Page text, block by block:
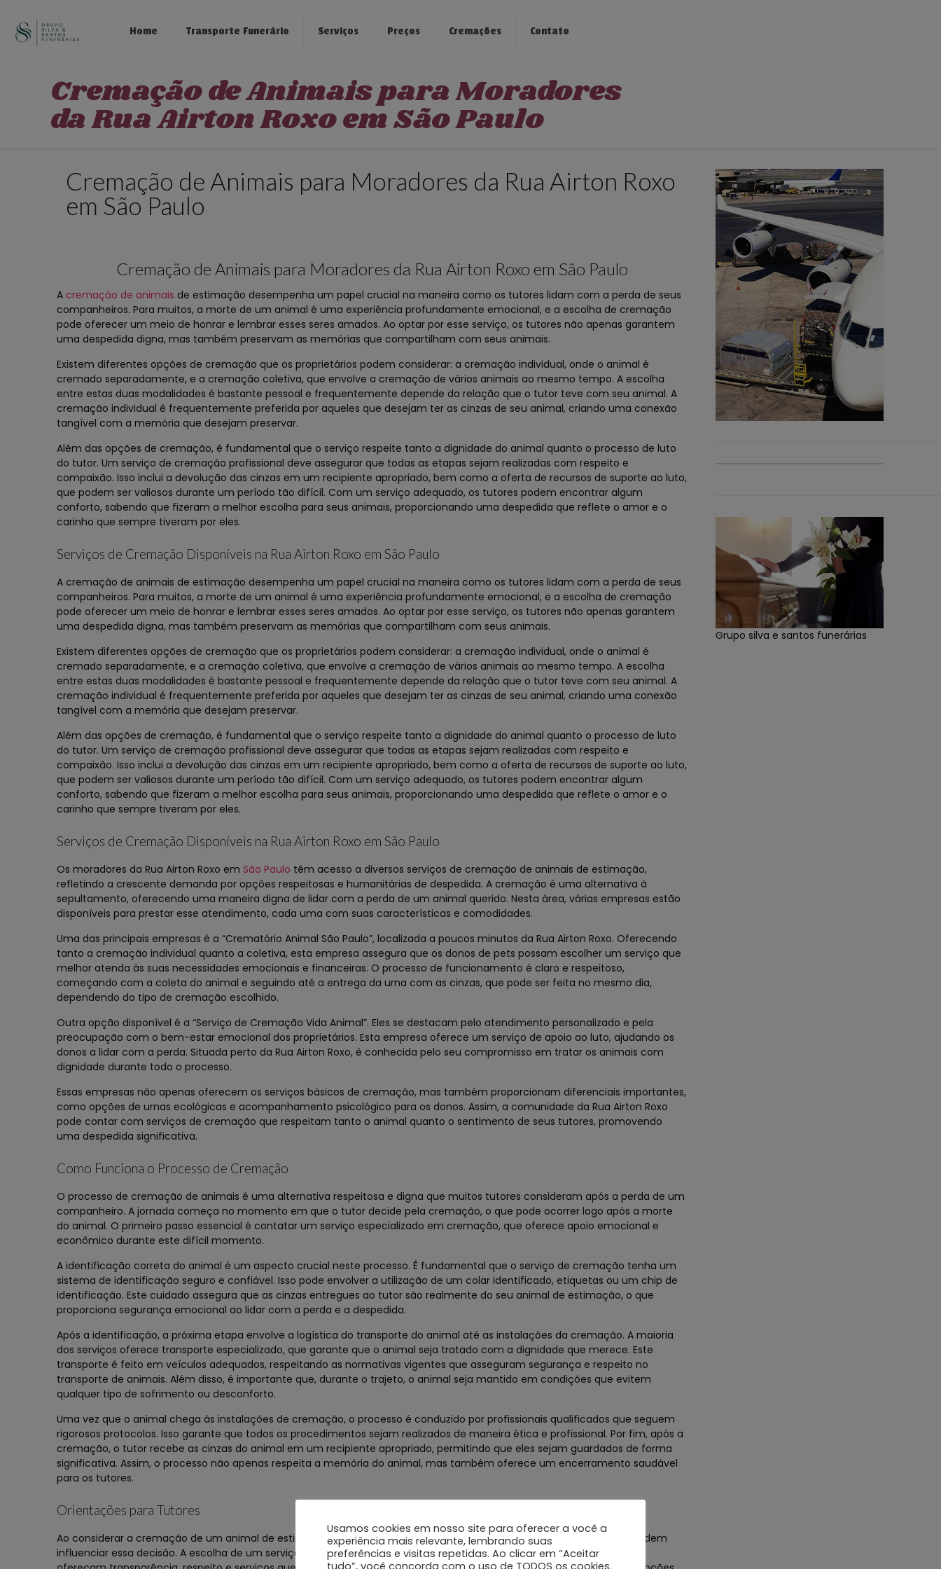
Home Transporte Funerário Serviços Preços Cremações Contato
Cremação de Animais para Moradores
da Rua Airton Roxo em São Paulo
Cremação de Animais para Moradores da Rua Airton Roxo
em São Paulo
Cremação de Animais para Moradores da Rua Airton Roxo em São Paulo
A cremação de animais de estimação desempenha um papel crucial na maneira como os tutores lidam com a perda de seus
companheiros. Para muitos, a morte de um animal é uma experiência profundamente emocional, e a escolha de cremação
pode oferecer um meio de honrar e lembrar esses seres amados. Ao optar por esse serviço, os tutores não apenas garantem
uma despedida digna, mas também preservam as memórias que compartilham com seus animais.
Existem diferentes opções de cremação que os proprietários podem considerar: a cremação individual, onde o animal é
cremado separadamente, e a cremação coletiva, que envolve a cremação de vários animais ao mesmo tempo. A escolha
entre estas duas modalidades é bastante pessoal e frequentemente depende da relação que o tutor teve com seu animal. A
cremação individual é frequentemente preferida por aqueles que desejam ter as cinzas de seu animal, criando uma conexão
tangível com a memória que desejam preservar.
Além das opções de cremação, é fundamental que o serviço respeite tanto a dignidade do animal quanto o processo de luto
do tutor. Um serviço de cremação profissional deve assegurar que todas as etapas sejam realizadas com respeito e
compaixão. Isso inclui a devolução das cinzas em um recipiente apropriado, bem como a oferta de recursos de suporte ao luto,
que podem ser valiosos durante um período tão difícil. Com um serviço adequado, os tutores podem encontrar algum
conforto, sabendo que fizeram a melhor escolha para seus animais, proporcionando uma despedida que reflete o amor e o
carinho que sempre tiveram por eles.
Serviços de Cremação Disponíveis na Rua Airton Roxo em São Paulo
A cremação de animais de estimação desempenha um papel crucial na maneira como os tutores lidam com a perda de seus
companheiros. Para muitos, a morte de um animal é uma experiência profundamente emocional, e a escolha de cremação
pode oferecer um meio de honrar e lembrar esses seres amados. Ao optar por esse serviço, os tutores não apenas garantem
uma despedida digna, mas também preservam as memórias que compartilham com seus animais.
Existem diferentes opções de cremação que os proprietários podem considerar: a cremação individual, onde o animal é
cremado separadamente, e a cremação coletiva, que envolve a cremação de vários animais ao mesmo tempo. A escolha
entre estas duas modalidades é bastante pessoal e frequentemente depende da relação que o tutor teve com seu animal. A
cremação individual é frequentemente preferida por aqueles que desejam ter as cinzas de seu animal, criando uma conexão
tangível com a memória que desejam preservar.
Além das opções de cremação, é fundamental que o serviço respeite tanto a dignidade do animal quanto o processo de luto
do tutor. Um serviço de cremação profissional deve assegurar que todas as etapas sejam realizadas com respeito e
compaixão. Isso inclui a devolução das cinzas em um recipiente apropriado, bem como a oferta de recursos de suporte ao luto,
que podem ser valiosos durante um período tão difícil. Com um serviço adequado, os tutores podem encontrar algum
conforto, sabendo que fizeram a melhor escolha para seus animais, proporcionando uma despedida que reflete o amor e o
carinho que sempre tiveram por eles.
Serviços de Cremação Disponíveis na Rua Airton Roxo em São Paulo
Os moradores da Rua Airton Roxo em São Paulo têm acesso a diversos serviços de cremação de animais de estimação,
refletindo a crescente demanda por opções respeitosas e humanitárias de despedida. A cremação é uma alternativa à
sepultamento, oferecendo uma maneira digna de lidar com a perda de um animal querido. Nesta área, várias empresas estão
disponíveis para prestar esse atendimento, cada uma com suas características e comodidades.
Uma das principais empresas é a “Crematório Animal São Paulo”, localizada a poucos minutos da Rua Airton Roxo. Oferecendo
tanto a cremação individual quanto a coletiva, esta empresa assegura que os donos de pets possam escolher um serviço que
melhor atenda às suas necessidades emocionais e financeiras. O processo de funcionamento é claro e respeitoso,
começando com a coleta do animal e seguindo até a entrega da urna com as cinzas, que pode ser feita no mesmo dia,
dependendo do tipo de cremação escolhido.
Outra opção disponível é a “Serviço de Cremação Vida Animal”. Eles se destacam pelo atendimento personalizado e pela
preocupação com o bem-estar emocional dos proprietários. Esta empresa oferece um serviço de apoio ao luto, ajudando os
donos a lidar com a perda. Situada perto da Rua Airton Roxo, é conhecida pelo seu compromisso em tratar os animais com
dignidade durante todo o processo.
Essas empresas não apenas oferecem os serviços básicos de cremação, mas também proporcionam diferenciais importantes,
como opções de urnas ecológicas e acompanhamento psicológico para os donos. Assim, a comunidade da Rua Airton Roxo
pode contar com serviços de cremação que respeitam tanto o animal quanto o sentimento de seus tutores, promovendo
uma despedida significativa.
Como Funciona o Processo de Cremação
O processo de cremação de animais é uma alternativa respeitosa e digna que muitos tutores consideram após a perda de um
companheiro. A jornada começa no momento em que o tutor decide pela cremação, o que pode ocorrer logo após a morte
do animal. O primeiro passo essencial é contatar um serviço especializado em cremação, que oferece apoio emocional e
econômico durante este difícil momento.
A identificação correta do animal é um aspecto crucial neste processo. É fundamental que o serviço de cremação tenha um
sistema de identificação seguro e confiável. Isso pode envolver a utilização de um colar identificado, etiquetas ou um chip de
identificação. Este cuidado assegura que as cinzas entregues ao tutor são realmente do seu animal de estimação, o que
proporciona segurança emocional ao lidar com a perda e a despedida.
Após a identificação, a próxima etapa envolve a logística do transporte do animal até as instalações da cremação. A maioria
dos serviços oferece transporte especializado, que garante que o animal seja tratado com a dignidade que merece. Este
transporte é feito em veículos adequados, respeitando as normativas vigentes que asseguram segurança e respeito no
transporte de animais. Além disso, é importante que, durante o trajeto, o animal seja mantido em condições que evitem
qualquer tipo de sofrimento ou desconforto.
Uma vez que o animal chega às instalações de cremação, o processo é conduzido por profissionais qualificados que seguem
rigorosos protocolos. Isso garante que todos os procedimentos sejam realizados de maneira ética e profissional. Por fim, após a
cremação, o tutor recebe as cinzas do animal em um recipiente apropriado, permitindo que eles sejam guardados de forma
significativa. Assim, o processo não apenas respeita a memória do animal, mas também oferece um encerramento saudável
para os tutores.
Orientações para Tutores
Ao considerar a cremação de um animal de estimação, é fundamental que os tutores avaliem diversos fatores que podem
influenciar essa decisão. A escolha de um serviço de cremação deve ser feita com cuidado, buscando empresas que
Grupo silva e santos funerárias
Usamos cookies em nosso site para oferecer a você a
experiência mais relevante, lembrando suas
preferências e visitas repetidas. Ao clicar em “Aceitar
tudo”, você concorda com o uso de TODOS os cookies.